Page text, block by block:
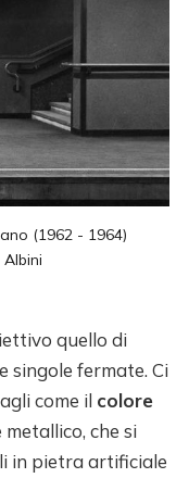
(1962 - 1964)
quello di
singole fermate. Ci
come il colore
che si
in pietra artificiale